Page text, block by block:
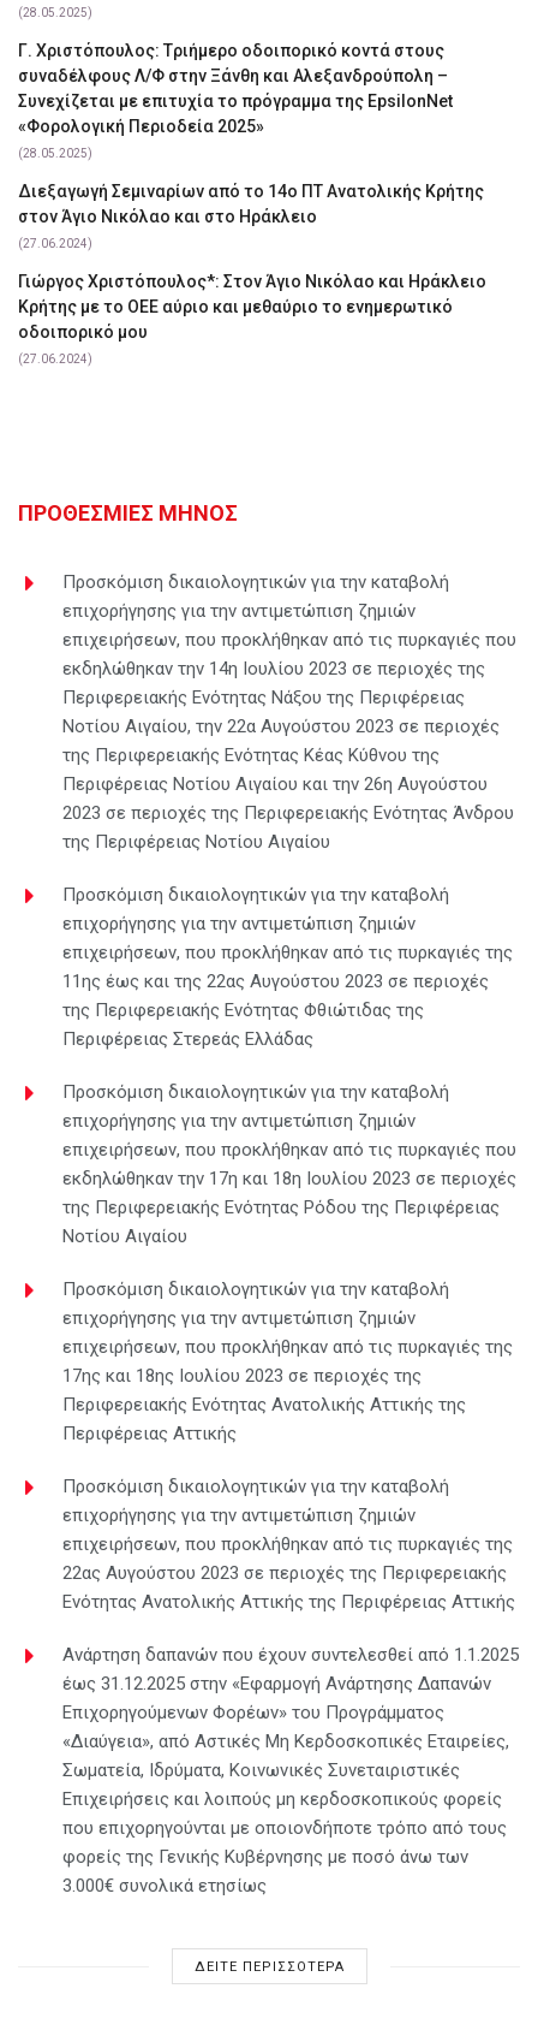
(28.05.2025)
Γ. Χριστόπουλος: Tριήμερο οδοιπορικό κοντά στους
συναδέλφους Λ/Φ στην Ξάνθη και Αλεξανδρούπολη –
Συνεχίζεται με επιτυχία το πρόγραμμα της EpsilonNet
«Φορολογική Περιοδεία 2025»
(28.05.2025)
Διεξαγωγή Σεμιναρίων από το 14ο ΠΤ Ανατολικής Κρήτης
στον Άγιο Νικόλαο και στο Ηράκλειο
(27.06.2024)
Γιώργος Χριστόπουλος*: Στον Άγιο Νικόλαο και Ηράκλειο
Κρήτης με το ΟΕΕ αύριο και μεθαύριο το ενημερωτικό
οδοιπορικό μου
(27.06.2024)
ΠΡΟΘΕΣΜΙΕΣ ΜΗΝΟΣ
Προσκόμιση δικαιολογητικών για την καταβολή
επιχορήγησης για την αντιμετώπιση ζημιών
επιχειρήσεων, που προκλήθηκαν από τις πυρκαγιές που
εκδηλώθηκαν την 14η Ιουλίου 2023 σε περιοχές της
Περιφερειακής Ενότητας Νάξου της Περιφέρειας
Νοτίου Αιγαίου, την 22α Αυγούστου 2023 σε περιοχές
της Περιφερειακής Ενότητας Κέας Κύθνου της
Περιφέρειας Νοτίου Αιγαίου και την 26η Αυγούστου
2023 σε περιοχές της Περιφερειακής Ενότητας Άνδρου
της Περιφέρειας Νοτίου Αιγαίου
Προσκόμιση δικαιολογητικών για την καταβολή
επιχορήγησης για την αντιμετώπιση ζημιών
επιχειρήσεων, που προκλήθηκαν από τις πυρκαγιές της
11ης έως και της 22ας Αυγούστου 2023 σε περιοχές
της Περιφερειακής Ενότητας Φθιώτιδας της
Περιφέρειας Στερεάς Ελλάδας
Προσκόμιση δικαιολογητικών για την καταβολή
επιχορήγησης για την αντιμετώπιση ζημιών
επιχειρήσεων, που προκλήθηκαν από τις πυρκαγιές που
εκδηλώθηκαν την 17η και 18η Ιουλίου 2023 σε περιοχές
της Περιφερειακής Ενότητας Ρόδου της Περιφέρειας
Νοτίου Αιγαίου
Προσκόμιση δικαιολογητικών για την καταβολή
επιχορήγησης για την αντιμετώπιση ζημιών
επιχειρήσεων, που προκλήθηκαν από τις πυρκαγιές της
17ης και 18ης Ιουλίου 2023 σε περιοχές της
Περιφερειακής Ενότητας Ανατολικής Αττικής της
Περιφέρειας Αττικής
Προσκόμιση δικαιολογητικών για την καταβολή
επιχορήγησης για την αντιμετώπιση ζημιών
επιχειρήσεων, που προκλήθηκαν από τις πυρκαγιές της
22ας Αυγούστου 2023 σε περιοχές της Περιφερειακής
Ενότητας Ανατολικής Αττικής της Περιφέρειας Αττικής
Ανάρτηση δαπανών που έχουν συντελεσθεί από 1.1.2025
έως 31.12.2025 στην «Εφαρμογή Ανάρτησης Δαπανών
Επιχορηγούμενων Φορέων» του Προγράμματος
«Διαύγεια», από Αστικές Μη Κερδοσκοπικές Εταιρείες,
Σωματεία, Ιδρύματα, Κοινωνικές Συνεταιριστικές
Επιχειρήσεις και λοιπούς μη κερδοσκοπικούς φορείς
που επιχορηγούνται με οποιονδήποτε τρόπο από τους
φορείς της Γενικής Κυβέρνησης με ποσό άνω των
3.000€ συνολικά ετησίως
ΔΕΙΤΕ ΠΕΡΙΣΣΟΤΕΡΑ